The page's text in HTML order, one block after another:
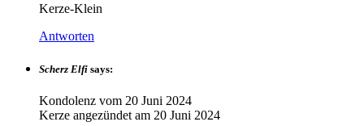
Kerze-Klein
Antworten
Scherz Elfi says:
Kondolenz vom 20 Juni 2024
Kerze angezündet am 20 Juni 2024